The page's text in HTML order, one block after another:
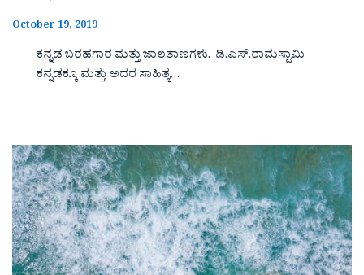
October 19, 2019
ಕನ್ನಡ ಬರಹಗಾರ ಮತ್ತು ಜಾಲತಾಣಗಳು. ಡಿ.ಎಸ್.ರಾಮಸ್ವಾಮಿ
ಕನ್ನಡಕ್ಕೂ ಮತ್ತು ಅದರ ಸಾಹಿತ್ಯ…